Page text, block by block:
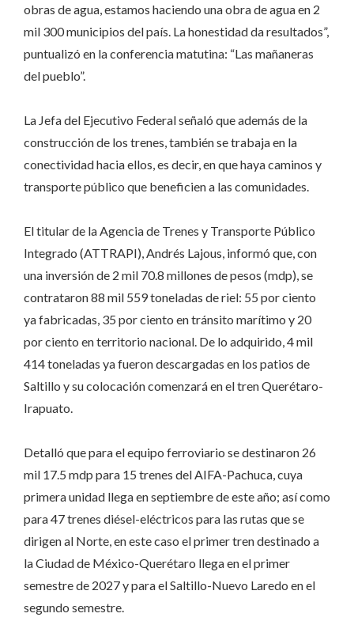
obras de agua, estamos haciendo una obra de agua en 2
mil 300 municipios del país. La honestidad da resultados”,
puntualizó en la conferencia matutina: “Las mañaneras
del pueblo”.
La Jefa del Ejecutivo Federal señaló que además de la
construcción de los trenes, también se trabaja en la
conectividad hacia ellos, es decir, en que haya caminos y
transporte público que beneficien a las comunidades.
El titular de la Agencia de Trenes y Transporte Público
Integrado (ATTRAPI), Andrés Lajous, informó que, con
una inversión de 2 mil 70.8 millones de pesos (mdp), se
contrataron 88 mil 559 toneladas de riel: 55 por ciento
ya fabricadas, 35 por ciento en tránsito marítimo y 20
por ciento en territorio nacional. De lo adquirido, 4 mil
414 toneladas ya fueron descargadas en los patios de
Saltillo y su colocación comenzará en el tren Querétaro-
Irapuato.
Detalló que para el equipo ferroviario se destinaron 26
mil 17.5 mdp para 15 trenes del AIFA-Pachuca, cuya
primera unidad llega en septiembre de este año; así como
para 47 trenes diésel-eléctricos para las rutas que se
dirigen al Norte, en este caso el primer tren destinado a
la Ciudad de México-Querétaro llega en el primer
semestre de 2027 y para el Saltillo-Nuevo Laredo en el
segundo semestre.